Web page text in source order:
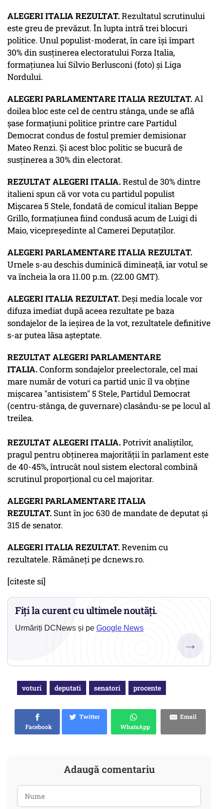
ALEGERI ITALIA REZULTAT.Rezultatul scrutinului
este greu de prevăzut. În lupta intră trei blocuri
politice. Unul populist-moderat, în care își împart
30% din susținerea electoratului Forza Italia,
formațiunea lui Silvio Berlusconi (foto) și Liga
Nordului.
ALEGERI PARLAMENTARE ITALIA REZULTAT.Al
doilea bloc este cel de centru stânga, unde se află
șase formațiuni politice printre care Partidul
Democrat condus de fostul premier demisionar
Mateo Renzi. Și acest bloc politic se bucură de
susținerea a 30% din electorat.
REZULTAT ALEGERI ITALIA.Restul de 30% dintre
italieni spun că vor vota cu partidul populist
Mișcarea 5 Stele, fondată de comicul italian Beppe
Grillo, formațiunea fiind condusă acum de Luigi di
Maio, vicepreședinte al Camerei Deputaților.
ALEGERI PARLAMENTARE ITALIA REZULTAT.
Urnele s-au deschis duminică dimineață, iar votul se
va încheia la ora 11.00 p.m. (22.00 GMT).
ALEGERI ITALIA REZULTAT.Deşi media locale vor
difuza imediat după aceea rezultate pe baza
sondajelor de la ieşirea de la vot, rezultatele definitive
s-ar putea lăsa aşteptate.
REZULTAT ALEGERI PARLAMENTARE
ITALIA.Conform sondajelor preelectorale, cel mai
mare număr de voturi ca partid unic îl va obţine
mişcarea "antisistem" 5 Stele, Partidul Democrat
(centru-stânga, de guvernare) clasându-se pe locul al
treilea.
REZULTAT ALEGERI ITALIA.Potrivit analiştilor,
pragul pentru obţinerea majorităţii în parlament este
de 40-45%, întrucât noul sistem electoral combină
scrutinul proporţional cu cel majoritar.
ALEGERI PARLAMENTARE ITALIA
REZULTAT. Sunt în joc 630 de mandate de deputat şi
315 de senator.
ALEGERI ITALIA REZULTAT.Revenim cu
rezultatele. Rămâneți pe dcnews.ro.
[citeste si]
Fiți la curent cu ultimele noutăți.
Urmăriți DCNews și pe Google News
→
voturi deputati senatori procente
Facebook
Twitter
WhatsApp
Email
Adaugă comentariu